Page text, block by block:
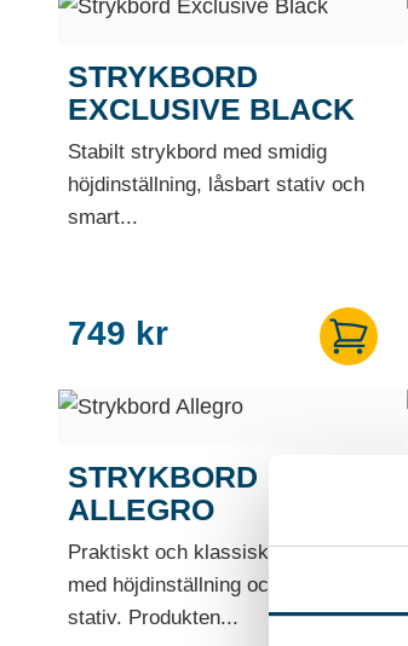
STRYKBORD
EXCLUSIVE BLACK
Stabilt strykbord med smidig
höjdinställning, låsbart stativ och
smart...
749 kr
STRYKBORD
ALLEGRO
Praktiskt och klassiskt strykbord
med höjdinställning och låsbart
stativ. Produkten...